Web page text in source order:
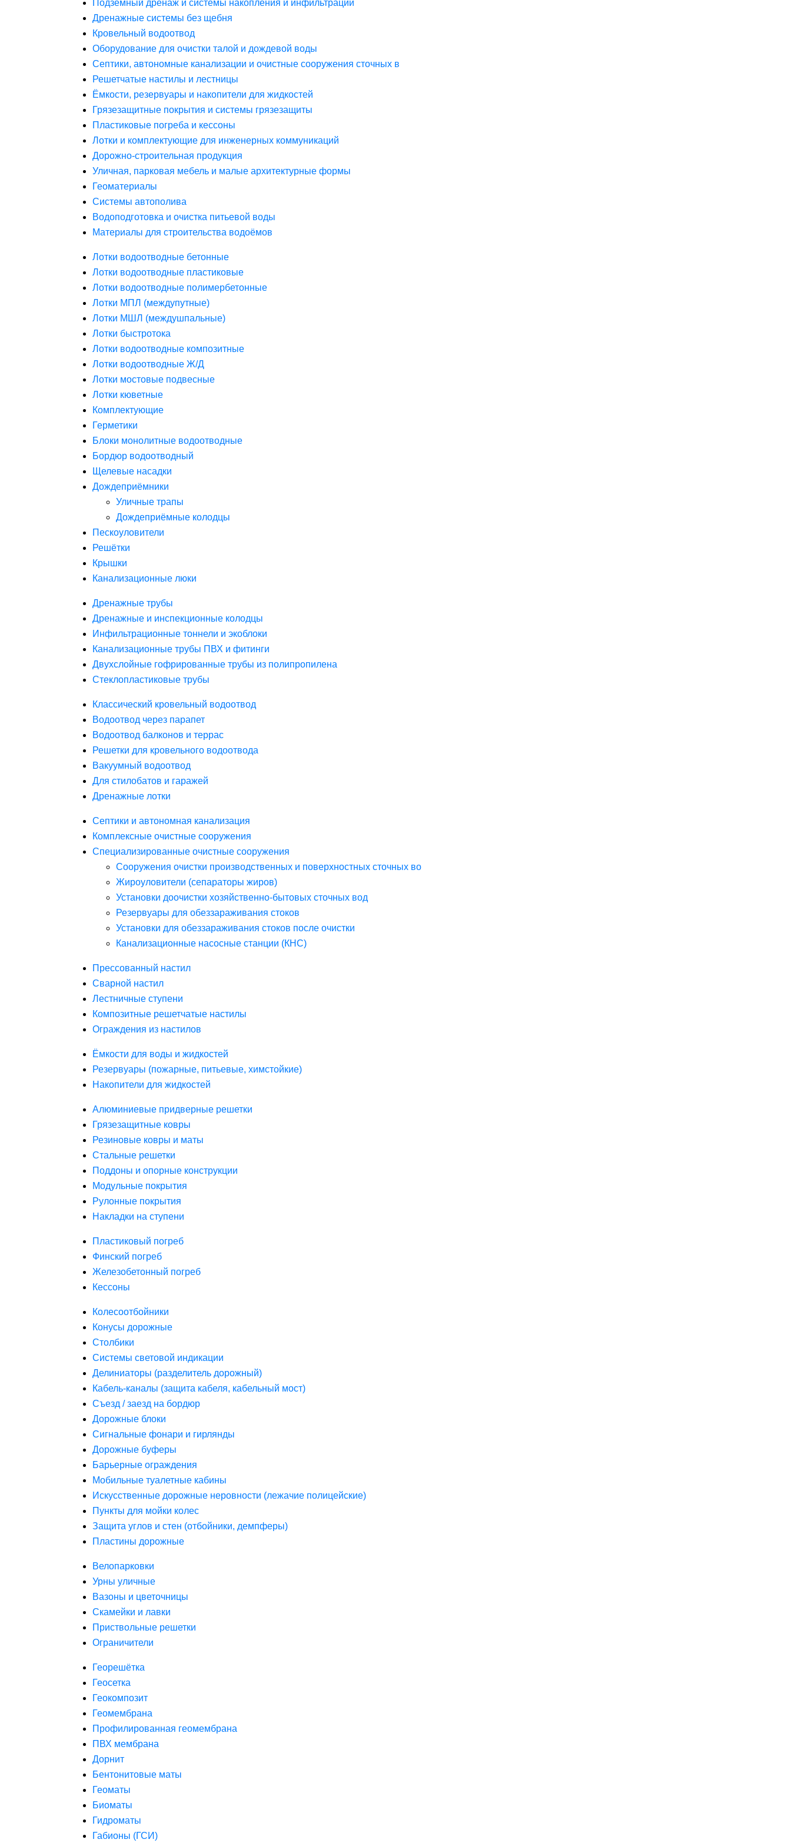
Подземный дренаж и системы накопления и инфильтрации
Дренажные системы без щебня
Кровельный водоотвод
Оборудование для очистки талой и дождевой воды
Септики, автономные канализации и очистные сооружения сточных в
Решетчатые настилы и лестницы
Ёмкости, резервуары и накопители для жидкостей
Грязезащитные покрытия и системы грязезащиты
Пластиковые погреба и кессоны
Лотки и комплектующие для инженерных коммуникаций
Дорожно-строительная продукция
Уличная, парковая мебель и малые архитектурные формы
Геоматериалы
Системы автополива
Водоподготовка и очистка питьевой воды
Материалы для строительства водоёмов
Лотки водоотводные бетонные
Лотки водоотводные пластиковые
Лотки водоотводные полимербетонные
Лотки МПЛ (междупутные)
Лотки МШЛ (междушпальные)
Лотки быстротока
Лотки водоотводные композитные
Лотки водоотводные Ж/Д
Лотки мостовые подвесные
Лотки кюветные
Комплектующие
Герметики
Блоки монолитные водоотводные
Бордюр водоотводный
Щелевые насадки
Дождеприёмники
Уличные трапы
Дождеприёмные колодцы
Пескоуловители
Решётки
Крышки
Канализационные люки
Дренажные трубы
Дренажные и инспекционные колодцы
Инфильтрационные тоннели и экоблоки
Канализационные трубы ПВХ и фитинги
Двухслойные гофрированные трубы из полипропилена
Стеклопластиковые трубы
Классический кровельный водоотвод
Водоотвод через парапет
Водоотвод балконов и террас
Решетки для кровельного водоотвода
Вакуумный водоотвод
Для стилобатов и гаражей
Дренажные лотки
Септики и автономная канализация
Комплексные очистные сооружения
Специализированные очистные сооружения
Сооружения очистки производственных и поверхностных сточных во
Жироуловители (сепараторы жиров)
Установки доочистки хозяйственно-бытовых сточных вод
Резервуары для обеззараживания стоков
Установки для обеззараживания стоков после очистки
Канализационные насосные станции (КНС)
Прессованный настил
Сварной настил
Лестничные ступени
Композитные решетчатые настилы
Ограждения из настилов
Ёмкости для воды и жидкостей
Резервуары (пожарные, питьевые, химстойкие)
Накопители для жидкостей
Алюминиевые придверные решетки
Грязезащитные ковры
Резиновые ковры и маты
Стальные решетки
Поддоны и опорные конструкции
Модульные покрытия
Рулонные покрытия
Накладки на ступени
Пластиковый погреб
Финский погреб
Железобетонный погреб
Кессоны
Колесоотбойники
Конусы дорожные
Столбики
Системы световой индикации
Делиниаторы (разделитель дорожный)
Кабель-каналы (защита кабеля, кабельный мост)
Съезд / заезд на бордюр
Дорожные блоки
Сигнальные фонари и гирлянды
Дорожные буферы
Барьерные ограждения
Мобильные туалетные кабины
Искусственные дорожные неровности (лежачие полицейские)
Пункты для мойки колес
Защита углов и стен (отбойники, демпферы)
Пластины дорожные
Велопарковки
Урны уличные
Вазоны и цветочницы
Скамейки и лавки
Приствольные решетки
Ограничители
Георешётка
Геосетка
Геокомпозит
Геомембрана
Профилированная геомембрана
ПВХ мембрана
Дорнит
Бентонитовые маты
Геоматы
Биоматы
Гидроматы
Габионы (ГСИ)